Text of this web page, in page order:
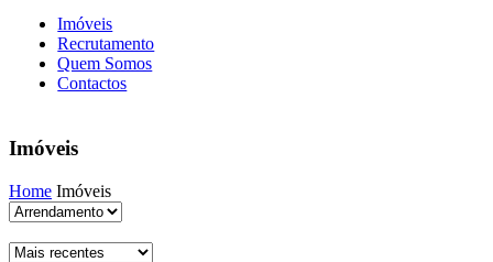
Imóveis
Recrutamento
Quem Somos
Contactos
Imóveis
Home Imóveis